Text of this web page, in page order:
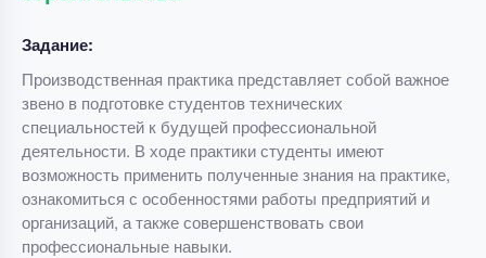
Задание:
Производственная практика представляет собой важное
звено в подготовке студентов технических
специальностей к будущей профессиональной
деятельности. В ходе практики студенты имеют
возможность применить полученные знания на практике,
ознакомиться с особенностями работы предприятий и
организаций, а также совершенствовать свои
профессиональные навыки.